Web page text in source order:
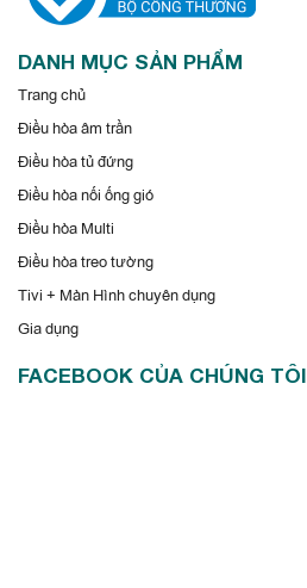
DANH MỤC SẢN PHẨM
Trang chủ
Điều hòa âm trần
Điều hòa tủ đứng
Điều hòa nối ống gió
Điều hòa Multi
Điều hòa treo tường
Tivi + Màn Hình chuyên dụng
Gia dụng
FACEBOOK CỦA CHÚNG TÔI